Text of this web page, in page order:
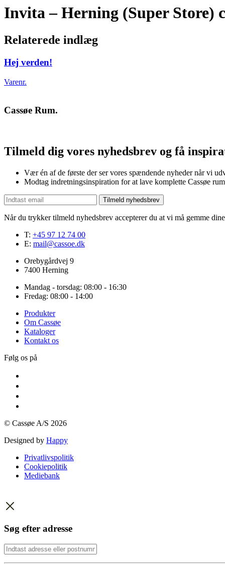
Invita – Herning (Super Store)
Relaterede indlæg
Hej verden!
Varenr.
Cassøe Rum.
Tilmeld dig vores nyhedsbrev og få
Vær én af de første der ser vores spændende nyheder når vi
Modtag indretningsinspiration for at lave komplette Cassøe
Tilmeld nyhedsbrev
Når du trykker tilmeld nyhedsbrev accepterer du at vi må gemme
T: +45 97 12 74 00
E: mail@cassoe.dk
Orebygårdvej 9
7400 Herning
Mandag - torsdag: 08:00 - 16:30
Fredag: 08:00 - 14:00
Produkter
Om Cassøe
Kataloger
Kontakt os
Følg os på
© Cassøe A/S 2026
Designed by Happy
Privatlivspolitik
Cookiepolitik
Mediebank
Søg efter adresse